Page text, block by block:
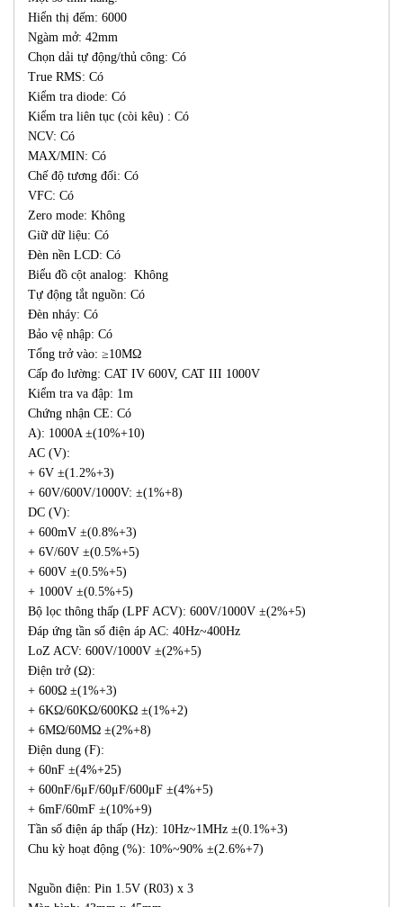
Hiển thị đếm: 6000
Ngàm mở: 42mm
Chọn dải tự động/thủ công: Có
True RMS: Có
Kiểm tra diode: Có
Kiểm tra liên tục (còi kêu) : Có
NCV: Có
MAX/MIN: Có
Chế độ tương đối: Có
VFC: Có
Zero mode: Không
Giữ dữ liệu: Có
Đèn nền LCD: Có
Biểu đồ cột analog: Không
Tự động tắt nguồn: Có
Đèn nháy: Có
Bảo vệ nhập: Có
Tổng trở vào: ≥10MΩ
Cấp đo lường: CAT IV 600V, CAT III 1000V
Kiểm tra va đập: 1m
Chứng nhận CE: Có
A): 1000A ±(10%+10)
AC (V):
+ 6V ±(1.2%+3)
+ 60V/600V/1000V: ±(1%+8)
DC (V):
+ 600mV ±(0.8%+3)
+ 6V/60V ±(0.5%+5)
+ 600V ±(0.5%+5)
+ 1000V ±(0.5%+5)
Bộ lọc thông thấp (LPF ACV): 600V/1000V ±(2%+5)
Đáp ứng tần số điện áp AC: 40Hz~400Hz
LoZ ACV: 600V/1000V ±(2%+5)
Điện trở (Ω):
+ 600Ω ±(1%+3)
+ 6KΩ/60KΩ/600KΩ ±(1%+2)
+ 6MΩ/60MΩ ±(2%+8)
Điện dung (F):
+ 60nF ±(4%+25)
+ 600nF/6μF/60μF/600μF ±(4%+5)
+ 6mF/60mF ±(10%+9)
Tần số điện áp thấp (Hz): 10Hz~1MHz ±(0.1%+3)
Chu kỳ hoạt động (%): 10%~90% ±(2.6%+7)
Nguồn điện: Pin 1.5V (R03) x 3